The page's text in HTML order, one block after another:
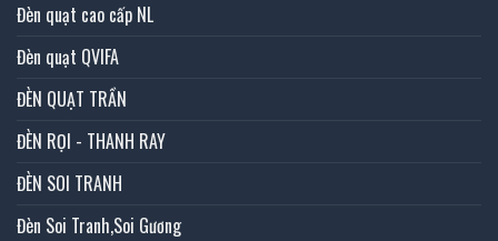
Đèn quạt cao cấp NL
Đèn quạt QVIFA
ĐÈN QUẠT TRẦN
ĐÈN RỌI - THANH RAY
ĐÈN SOI TRANH
Đèn Soi Tranh,Soi Gương